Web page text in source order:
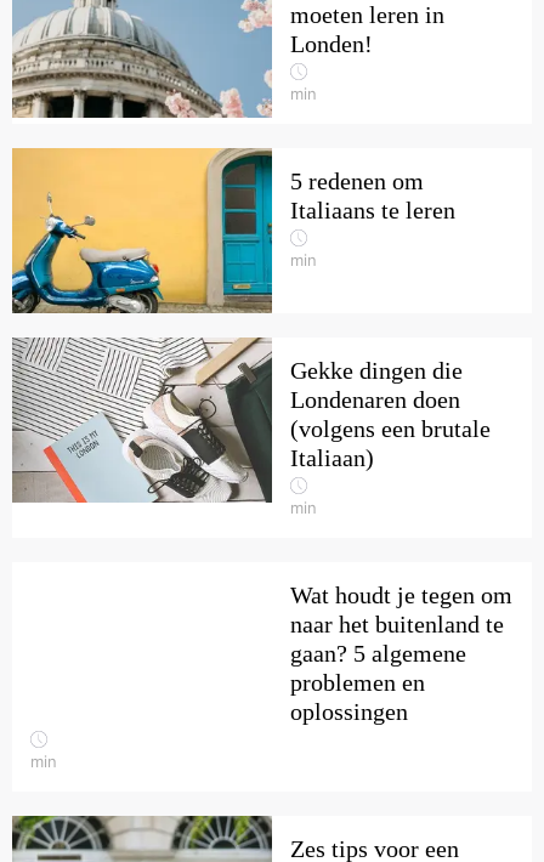
moeten leren in
Londen!
min
5 redenen om
Italiaans te leren
min
Gekke dingen die
Londenaren doen
(volgens een brutale
Italiaan)
min
Wat houdt je tegen om
naar het buitenland te
gaan? 5 algemene
problemen en
oplossingen
min
Zes tips voor een